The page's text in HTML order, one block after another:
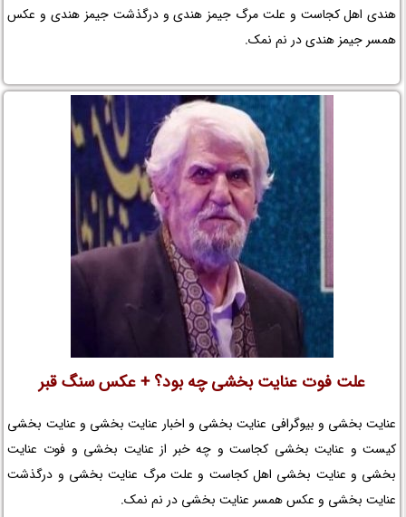
هندی اهل کجاست و علت مرگ جیمز هندی و درگذشت جیمز هندی و عکس
همسر جیمز هندی در نم نمک.
علت فوت عنایت بخشی چه بود؟ + عکس سنگ قبر
عنایت بخشی و بیوگرافی عنایت بخشی و اخبار عنایت بخشی و عنایت بخشی
کیست و عنایت بخشی کجاست و چه خبر از عنایت بخشی و فوت عنایت
بخشی و عنایت بخشی اهل کجاست و علت مرگ عنایت بخشی و درگذشت
عنایت بخشی و عکس همسر عنایت بخشی در نم نمک.